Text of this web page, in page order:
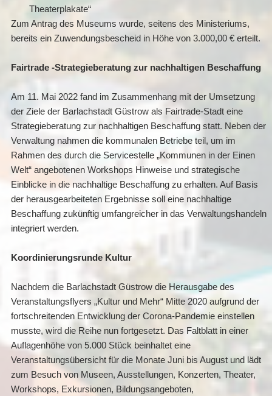
Theaterplakate“
Zum Antrag des Museums wurde, seitens des Ministeriums,
bereits ein Zuwendungsbescheid in Höhe von 3.000,00 € erteilt.
Fairtrade -Strategieberatung zur nachhaltigen Beschaffung
Am 11. Mai 2022 fand im Zusammenhang mit der Umsetzung
der Ziele der Barlachstadt Güstrow als Fairtrade-Stadt eine
Strategieberatung zur nachhaltigen Beschaffung statt. Neben der
Verwaltung nahmen die kommunalen Betriebe teil, um im
Rahmen des durch die Servicestelle „Kommunen in der Einen
Welt“ angebotenen Workshops Hinweise und strategische
Einblicke in die nachhaltige Beschaffung zu erhalten. Auf Basis
der herausgearbeiteten Ergebnisse soll eine nachhaltige
Beschaffung zukünftig umfangreicher in das Verwaltungshandeln
integriert werden.
Koordinierungsrunde Kultur
Nachdem die Barlachstadt Güstrow die Herausgabe des
Veranstaltungsflyers „Kultur und Mehr“ Mitte 2020 aufgrund der
fortschreitenden Entwicklung der Corona-Pandemie einstellen
musste, wird die Reihe nun fortgesetzt. Das Faltblatt in einer
Auflagenhöhe von 5.000 Stück beinhaltet eine
Veranstaltungsübersicht für die Monate Juni bis August und lädt
zum Besuch von Museen, Ausstellungen, Konzerten, Theater,
Workshops, Exkursionen, Bildungsangeboten,